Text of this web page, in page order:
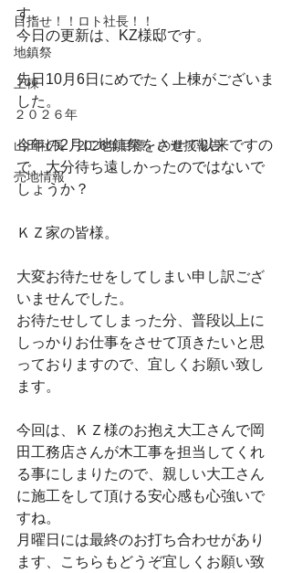
目指せ！！ロト社長！！
地鎮祭
上棟
２０２６年
山田社長『2026年目標』の進捗報告
売地情報
す。
今日の更新は、KZ様邸です。
先日10月6日にめでたく上棟がございま
した。
今年の2月に地鎮祭をさせて以来ですの
で、大分待ち遠しかったのではないで
しょうか？
ＫＺ家の皆様。
大変お待たせをしてしまい申し訳ござ
いませんでした。
お待たせしてしまった分、普段以上に
しっかりお仕事をさせて頂きたいと思
っておりますので、宜しくお願い致し
ます。
今回は、ＫＺ様のお抱え大工さんで岡
田工務店さんが木工事を担当してくれ
る事にしまりたので、親しい大工さん
に施工をして頂ける安心感も心強いで
すね。
月曜日には最終のお打ち合わせがあり
ます、こちらもどうぞ宜しくお願い致